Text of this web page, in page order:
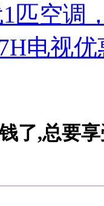
匹空调
电视
了,总要